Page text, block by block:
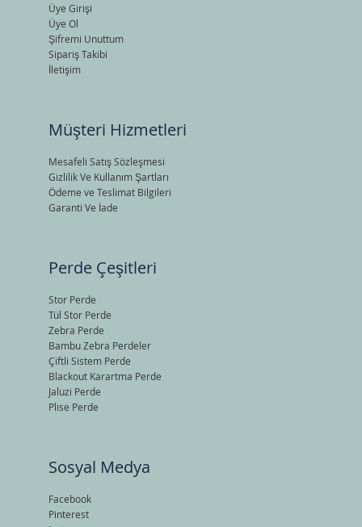
Üye Girişi
Üye Ol
Şifremi Unuttum
Sipariş Takibi
İletişim
Müşteri Hizmetleri
Mesafeli Satış Sözleşmesi
Gizlilik Ve Kullanım Şartları
Ödeme ve Teslimat Bilgileri
Garanti Ve İade
Perde Çeşitleri
Stor Perde
Tül Stor Perde
Zebra Perde
Bambu Zebra Perdeler
Çiftli Sistem Perde
Blackout Karartma Perde
Jaluzi Perde
Plise Perde
Sosyal Medya
Facebook
Pinterest